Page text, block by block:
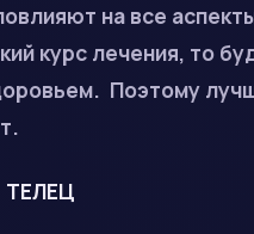
на все
курс лечения, то
Поэтому
ТЕЛЕЦ